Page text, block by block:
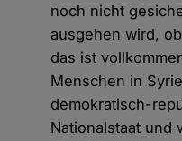
noch nicht
ausgehen wird,
das ist
Menschen in
demokratisch-
Nationalstaat und